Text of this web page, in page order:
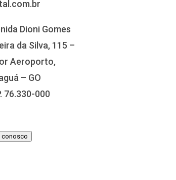
Dioni Gomes
da Silva, 115 –
Aeroporto,
– GO
76.330-000
conosco